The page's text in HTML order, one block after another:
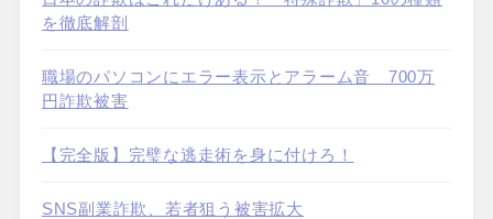
を徹底解剖
職場のパソコンにエラー表示とアラーム音 700万
円詐欺被害
【完全版】完璧な逃走術を身に付けろ！
SNS副業詐欺、若者狙う被害拡大